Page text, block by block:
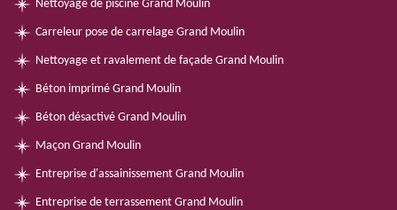
Nettoyage de piscine Grand Moulin
Carreleur pose de carrelage Grand Moulin
Nettoyage et ravalement de façade Grand Moulin
Béton imprimé Grand Moulin
Béton désactivé Grand Moulin
Maçon Grand Moulin
Entreprise d'assainissement Grand Moulin
Entreprise de terrassement Grand Moulin